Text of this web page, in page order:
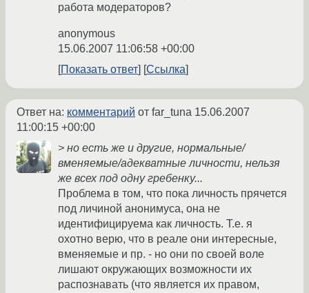
работа модераторов?
anonymous
15.06.2007 11:06:58 +00:00
Показать ответ
Ссылка
Ответ на: комментарий от far_tuna 15.06.2007
11:00:15 +00:00
> но есть же и другие, нормальные/
вменяемые/адекватные личности, нельзя
же всех под одну гребенку...
Проблема в том, что пока личность прячется
под личиной анонимуса, она не
идентифицируема как личность. Т.е. я
охотно верю, что в реале они интересные,
вменяемые и пр. - но они по своей воле
лишают окружающих возможности их
распознавать (что является их правом,